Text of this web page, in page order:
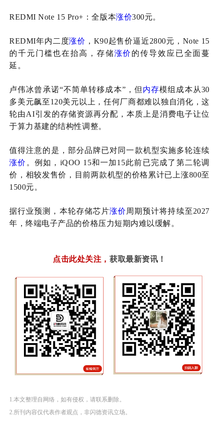
REDMI Note 15 Pro+：全版本涨价300元。
REDMI年内二度涨价 ，K90起售价逼近2800元，Note 15
的千元门槛也在抬高，存储涨价 的传导效应已全面蔓
延。
卢伟冰曾承诺“不简单转移成本”，但 内存模组成本从30
多美元飙至120美元以上，任何厂商都难以独自消化，这
轮由AI引发的存储资源再分配，本质上是消费电子让位
于算力基建的结构性调整。
值得注意的是，部分品牌已对同一款机型实施多轮连续
涨价 。例如， iQOO 15和一加15此前已完成了第二轮调
价，相较发售价，目前两款机型的价格累计已上涨800至
1500元。
据行业预测，本轮存储芯片涨价 周期预计将持续至2027
年，终端电子产品的价格压力短期内难以缓解。
点击此处关注 ， 获取最新资讯！
1.本文整理自网络，如有侵权，请联系删除。
2.所刊内容仅代表作者观点，非闪德资讯立场。